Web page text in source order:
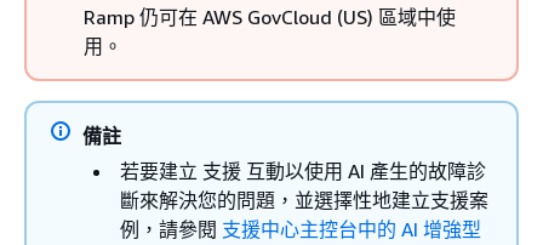
Ramp 仍可在 AWS GovCloud (US) 區域中使
用。
備註
若要建立 支援 互動以使用 AI 產生的故障診
斷來解決您的問題，並選擇性地建立支援案
例，請參閱 支援中心主控台中的 AI 增強型